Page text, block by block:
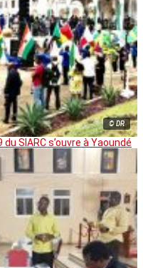
© DR
SIARC s’ouvre à Yaoundé